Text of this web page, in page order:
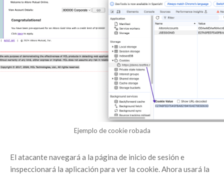
Ejemplo de cookie robada
El atacante navegará a la página de inicio de sesión e
inspeccionará la aplicación para ver la cookie. Ahora usará la